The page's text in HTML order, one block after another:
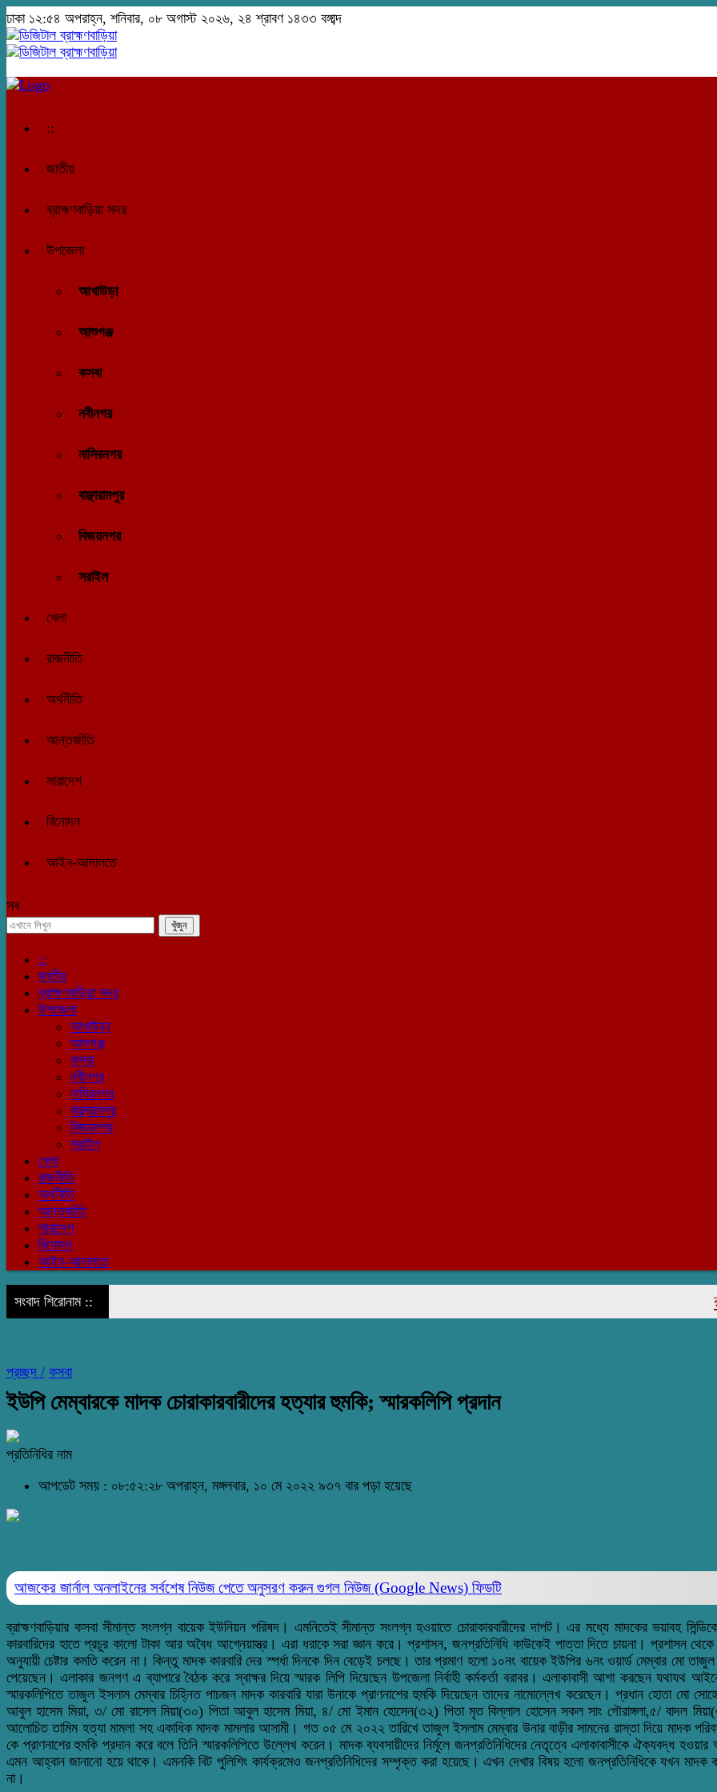
ঢাকা ১২:৫৪ অপরাহ্ন, শনিবার, ০৮ অগাস্ট ২০২৬, ২৪ শ্রাবণ ১৪৩৩ বঙ্গাব্দ
::
জাতীয়
ব্রাহ্মণবাড়িয়া সদর
উপজেলা
আখাউড়া
আশুগঞ্জ
কসবা
নবীনগর
নাসিরনগর
বাঞ্ছারামপুর
বিজয়নগর
সরাইল
খেলা
রাজনীতি
অর্থনীতি
আন্তর্জাতি
সারাদেশ
বিনোদন
আইন-আদালতে
সব
::
জাতীয়
ব্রাহ্মণবাড়িয়া সদর
উপজেলা
আখাউড়া
আশুগঞ্জ
কসবা
নবীনগর
নাসিরনগর
বাঞ্ছারামপুর
বিজয়নগর
সরাইল
খেলা
রাজনীতি
অর্থনীতি
আন্তর্জাতি
সারাদেশ
বিনোদন
আইন-আদালতে
সংবাদ শিরোনাম ::
প্রচ্ছদ / কসবা
ইউপি মেম্বারকে মাদক চোরাকারবারীদের হত্যার হুমকি; স্মারকলিপি প্রদান
প্রতিনিধির নাম
আপডেট সময় : ০৮:৫২:২৮ অপরাহ্ন, মঙ্গলবার, ১০ মে ২০২২ ৯৩৭ বার পড়া হয়েছে
আজকের জার্নাল অনলাইনের সর্বশেষ নিউজ পেতে অনুসরণ করুনগুগল নিউজ (Google News) ফিডটি
ব্রাহ্মণবাড়িয়ার কসবা সীমান্ত সংলগ্ন বায়েক ইউনিয়ন পরিষদ। এমনিতেই সীমান্ত সংলগ্ন হওয়াতে চোরাকারবারীদের দাপট। এর মধ্যে মাদকের ভয়াবহ
কারবারিদের হাতে প্রচুর কালো টাকা আর অবৈধ আগ্নেয়াস্ত্র। এরা ধরাকে সরা জ্ঞান করে। প্রশাসন, জনপ্রতিনিধি কাউকেই পাত্তা দিতে চায়না। প্রশাসন থেকে
অনুযায়ী চেষ্টার কমতি করেন না। কিন্তু মাদক কারবারি দের স্পর্ধা দিনকে দিন বেড়েই চলছে। তার প্রমাণ হলো ১০নং বায়েক ইউপির ৬নং ওয়ার্ড মেম্বার মো
পেয়েছেন। এলাকার জনগণ এ ব্যাপারে বৈঠক করে স্বাক্ষর দিয়ে স্মারক লিপি দিয়েছেন উপজেলা নির্বাহী কর্মকর্তা বরাবর। এলাকাবাসী আশা করছেন যথাযথ
স্মারকলিপিতে তাজুল ইসলাম মেম্বার চিহ্নিত পাচজন মাদক কারবারি যারা উনাকে প্রাণনাশের হুমকি দিয়েছেন তাদের নামোল্লেখ করেছেন। প্রধান হোতা মো
আবুল হাসেম মিয়া, ৩/ মো রাসেল মিয়া(৩০) পিতা আবুল হাসেম মিয়া, ৪/ মো ইমান হোসেন(৩২) পিতা মৃত বিল্লাল হোসেন সকল সাং গৌরাঙ্গলা,৫/ বাদল
আলোচিত তামিম হত্যা মামলা সহ একাধিক মাদক মামলার আসামী। গত ০৫ মে ২০২২ তারিখে তাজুল ইসলাম মেম্বার উনার বাড়ীর সামনের রাস্তা দিয়ে মাদক
কে প্রাণনাশের হুমকি প্রদান করে বলে তিনি স্মারকলিপিতে উল্লেখ করেন। মাদক ব্যবসায়ীদের নির্মূলে জনপ্রতিনিধিদের নেতৃত্বে এলাকাবাসীকে ঐক্যবদ্ধ
এমন আহ্বান জানানো হয়ে থাকে। এমনকি বিট পুলিশিং কার্যক্রমেও জনপ্রতিনিধিদের সম্পৃক্ত করা হয়েছে। এখন দেখার বিষয় হলো জনপ্রতিনিধিকে যখন মাদক
না।